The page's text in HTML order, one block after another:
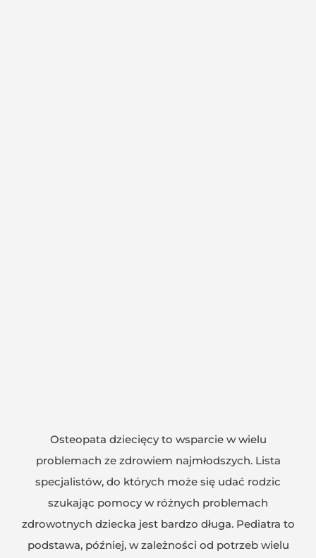
Osteopata dziecięcy to wsparcie w wielu
problemach ze zdrowiem najmłodszych. Lista
specjalistów, do których może się udać rodzic
szukając pomocy w różnych problemach
zdrowotnych dziecka jest bardzo długa. Pediatra to
podstawa, później, w zależności od potrzeb wielu